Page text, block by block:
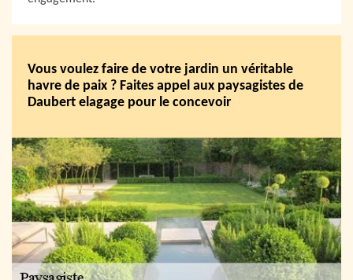
Vous voulez faire de votre jardin un véritable
havre de paix ? Faites appel aux paysagistes de
Daubert elagage pour le concevoir